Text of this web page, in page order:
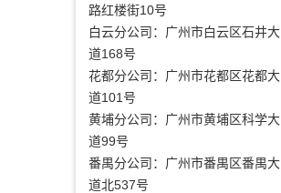
路红楼街10号
白云分公司：广州市白云区石井大
道168号
花都分公司：广州市花都区花都大
道101号
黄埔分公司：广州市黄埔区科学大
道99号
番禺分公司：广州市番禺区番禺大
道北537号